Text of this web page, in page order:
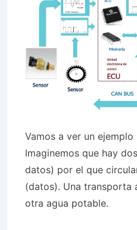
Vamos a ver un
Imaginemos que hay
datos) por el que
(datos). Una transporta
otra agua potable.